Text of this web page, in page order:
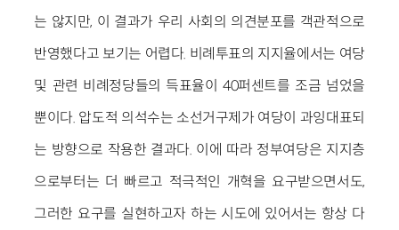
는 않지만, 이 결과가 우리 사회의 의견분포를 객관적으로
반영했다고 보기는 어렵다. 비례투표의 지지율에서는 여당
및 관련 비례정당들의 득표율이 40퍼센트를 조금 넘었을
뿐이다. 압도적 의석수는 소선거구제가 여당이 과잉대표되
는 방향으로 작용한 결과다. 이에 따라 정부여당은 지지층
으로부터는 더 빠르고 적극적인 개혁을 요구받으면서도,
그러한 요구를 실현하고자 하는 시도에 있어서는 항상 다